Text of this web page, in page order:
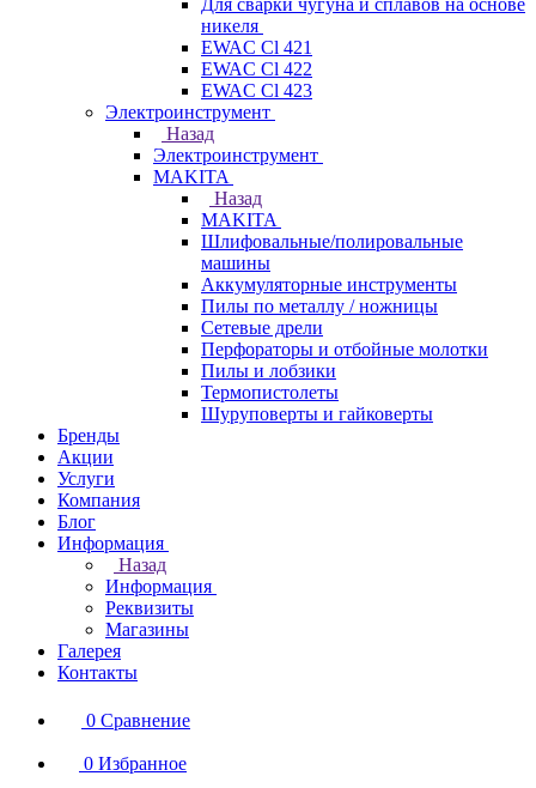
Для сварки чугуна и сплавов на основе
никеля
EWAC Cl 421
EWAC Cl 422
EWAC Cl 423
Электроинструмент
Назад
Электроинструмент
МAKITA
Назад
МAKITA
Шлифовальные/полировальные
машины
Аккумуляторные инструменты
Пилы по металлу / ножницы
Сетевые дрели
Перфораторы и отбойные молотки
Пилы и лобзики
Термопистолеты
Шуруповерты и гайковерты
Бренды
Акции
Услуги
Компания
Блог
Информация
Назад
Информация
Реквизиты
Магазины
Галерея
Контакты
0 Сравнение
0 Избранное